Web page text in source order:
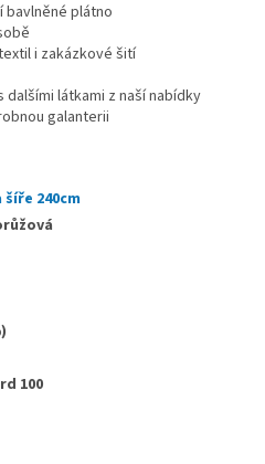
plátno
i zakázkové šití
látkami z naší nabídky
galanterii
240cm
100